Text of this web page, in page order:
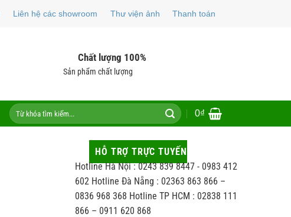
Liên hệ các showroom Thư viện ảnh Thanh toán
Chất lượng 100%
Sản phẩm chất lượng
Tìm
kiếm:
0₫
HỖ TRỢ TRỰC TUYẾN
Hotline Hà Nội : 0243 839 8447 - 0983 412
602 Hotline Đà Nẵng : 02363 863 866 –
0836 968 368 Hotline TP HCM : 02838 111
866 – 0911 620 868